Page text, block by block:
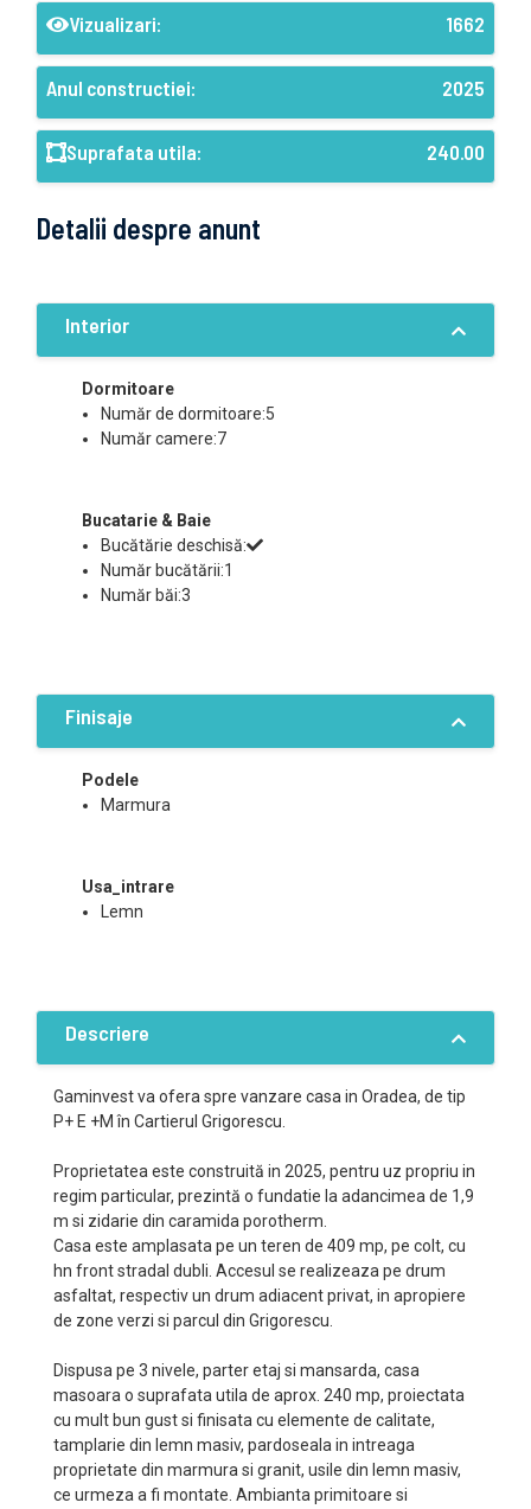
Vizualizari: 1662
Anul constructiei: 2025
Suprafata utila: 240.00
Detalii despre anunt
Interior
Dormitoare
Număr de dormitoare:5
Număr camere:7
Bucatarie & Baie
Bucătărie deschisă:
Număr bucătării:1
Număr băi:3
Finisaje
Podele
Marmura
Usa_intrare
Lemn
Descriere
Gaminvest va ofera spre vanzare casa in Oradea, de tip
P+ E +M în Cartierul Grigorescu.
Proprietatea este construită in 2025, pentru uz propriu in
regim particular, prezintă o fundatie la adancimea de 1,9
m si zidarie din caramida porotherm.
Casa este amplasata pe un teren de 409 mp, pe colt, cu
hn front stradal dubli. Accesul se realizeaza pe drum
asfaltat, respectiv un drum adiacent privat, in apropiere
de zone verzi si parcul din Grigorescu.
Dispusa pe 3 nivele, parter etaj si mansarda, casa
masoara o suprafata utila de aprox. 240 mp, proiectata
cu mult bun gust si finisata cu elemente de calitate,
tamplarie din lemn masiv, pardoseala in intreaga
proprietate din marmura si granit, usile din lemn masiv,
ce urmeza a fi montate. Ambianta primitoare si